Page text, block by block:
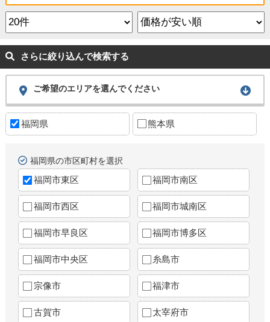
さらに絞り込んで検索する
ご希望のエリアを選んでください
福岡県 熊本県
福岡県の市区町村を選択
福岡市東区 福岡市南区
福岡市西区 福岡市城南区
福岡市早良区 福岡市博多区
福岡市中央区 糸島市
宗像市 福津市
古賀市 太宰府市